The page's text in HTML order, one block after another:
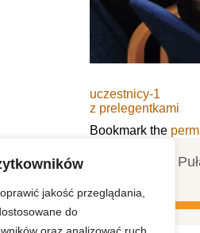
jakość przeglądania,
do
uczestnicy-1
z prelegentkami
Bookmark the
Puławy